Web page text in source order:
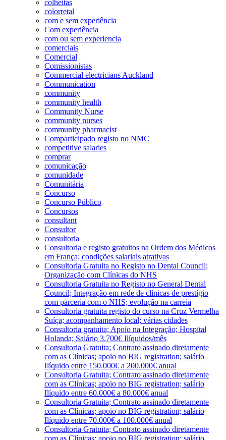
colheitas
colorretal
com e sem experiência
Com experiência
com ou sem experiencia
comerciais
Comercial
Comissionistas
Commercial electricians Auckland
Communication
community
community health
Community Nurse
community nurses
community pharmacist
Comparticipado registo no NMC
competitive salaries
comprar
comunicação
comunidade
Comunitária
Concurso
Concurso Público
Concursos
consultant
Consultor
consultoria
Consultoria e registo gratuitos na Ordem dos Médicos
em França; condições salariais atrativas
Consultoria Gratuita no Registo no Dental Council;
Organização com Clínicas do NHS
Consultoria Gratuita no Registo no General Dental
Council; Integração em rede de clínicas de prestígio
com parceria com o NHS; evolução na carreia
Consultoria gratuita registo do curso na Cruz Vermelha
Suíça; acompanhamento local; várias cidades
Consultoria gratuita; Apoio na Integração; Hospital
Holanda; Salário 3.700€ Ilíquidos/mês
Consultoria Gratuita; Contrato assinado diretamente
com as Clínicas; apoio no BIG registration; salário
Ilíquido entre 150.000€ a 200.000€ anual
Consultoria Gratuita; Contrato assinado diretamente
com as Clínicas; apoio no BIG registration; salário
Ilíquido entre 60.000€ a 80.000€ anual
Consultoria Gratuita; Contrato assinado diretamente
com as Clínicas; apoio no BIG registration; salário
Ilíquido entre 70.000€ a 100.000€ anual
Consultoria Gratuita; Contrato assinado diretamente
com as Clínicas; apoio no BIG registration; salário